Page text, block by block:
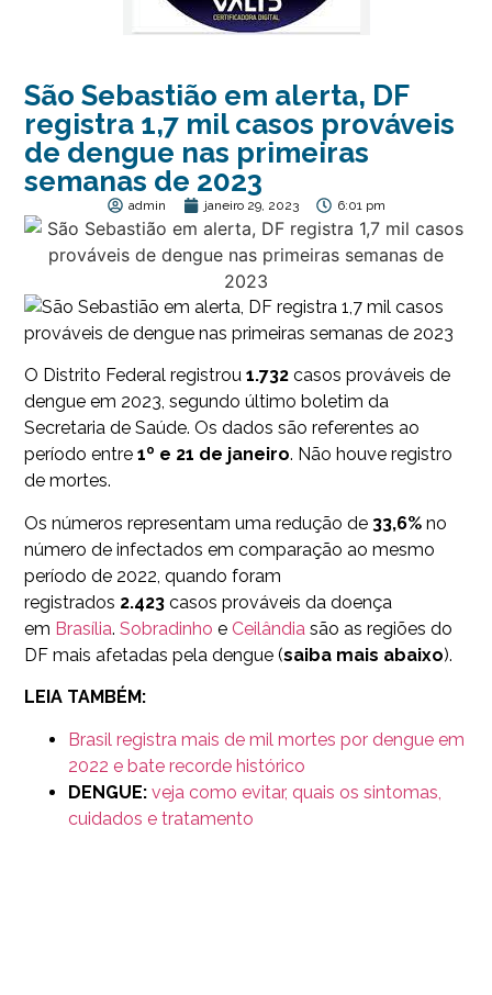
São Sebastião em alerta, DF
registra 1,7 mil casos prováveis
de dengue nas primeiras
semanas de 2023
admin janeiro 29, 2023 6:01 pm
O Distrito Federal registrou 1.732 casos prováveis de
dengue em 2023, segundo último boletim da
Secretaria de Saúde. Os dados são referentes ao
período entre 1º e 21 de janeiro. Não houve registro
de mortes.
Os números representam uma redução de 33,6% no
número de infectados em comparação ao mesmo
período de 2022 , quando foram
registrados 2.423 casos prováveis da doença
em Brasília. Sobradinho e Ceilândia são as regiões do
DF mais afetadas pela dengue (saiba mais abaixo).
LEIA TAMBÉM:
Brasil registra mais de mil mortes por dengue em
2022 e bate recorde histórico
DENGUE: veja como evitar, quais os sintomas,
cuidados e tratamento